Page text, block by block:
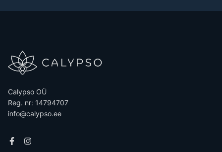
Calypso OÜ
Reg. nr: 14794707
info@calypso.ee